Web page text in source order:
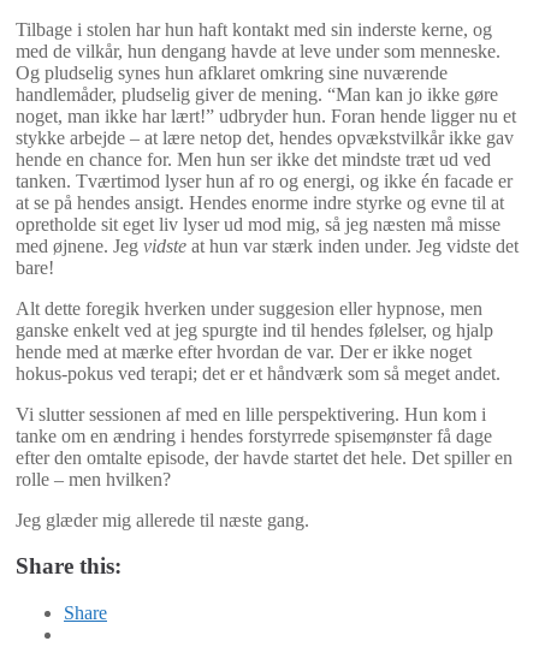
Tilbage i stolen har hun haft kontakt med sin inderste kerne, og
med de vilkår, hun dengang havde at leve under som menneske.
Og pludselig synes hun afklaret omkring sine nuværende
handlemåder, pludselig giver de mening. “Man kan jo ikke gøre
noget, man ikke har lært!” udbryder hun. Foran hende ligger nu et
stykke arbejde – at lære netop det, hendes opvækstvilkår ikke gav
hende en chance for. Men hun ser ikke det mindste træt ud ved
tanken. Tværtimod lyser hun af ro og energi, og ikke én facade er
at se på hendes ansigt. Hendes enorme indre styrke og evne til at
opretholde sit eget liv lyser ud mod mig, så jeg næsten må misse
med øjnene. Jeg vidste at hun var stærk inden under. Jeg vidste det
bare!
Alt dette foregik hverken under suggesion eller hypnose, men
ganske enkelt ved at jeg spurgte ind til hendes følelser, og hjalp
hende med at mærke efter hvordan de var. Der er ikke noget
hokus-pokus ved terapi; det er et håndværk som så meget andet.
Vi slutter sessionen af med en lille perspektivering. Hun kom i
tanke om en ændring i hendes forstyrrede spisemønster få dage
efter den omtalte episode, der havde startet det hele. Det spiller en
rolle – men hvilken?
Jeg glæder mig allerede til næste gang.
Share this:
Share